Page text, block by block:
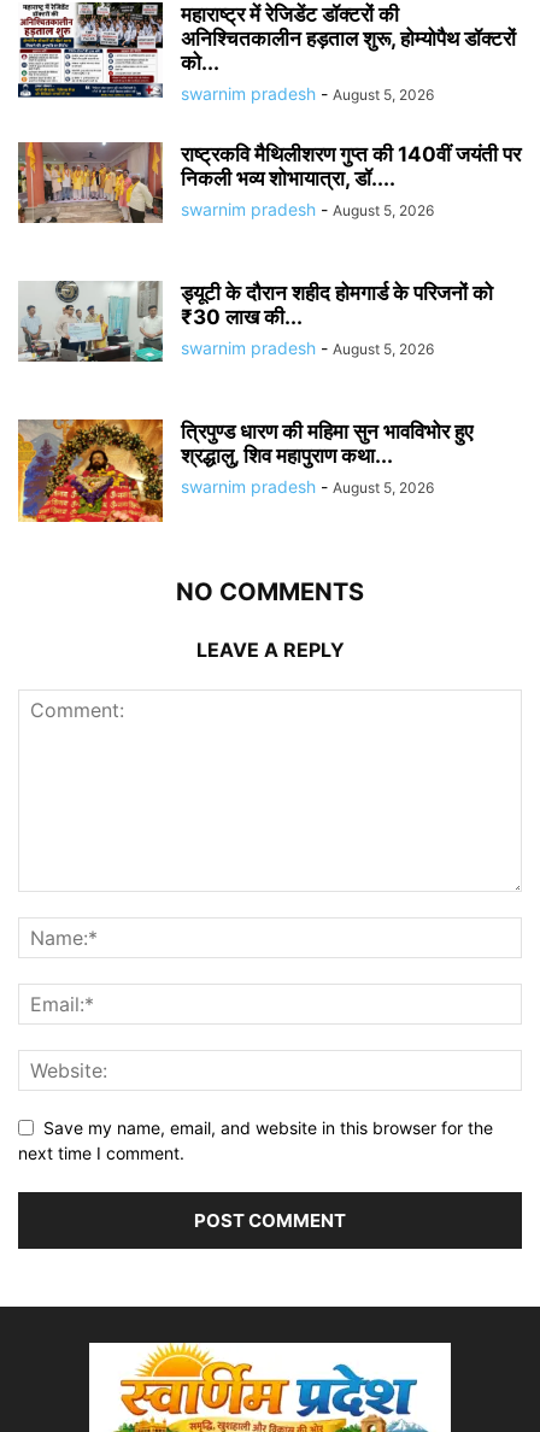
महाराष्ट्र में रेजिडेंट डॉक्टरों की
अनिश्चितकालीन हड़ताल शुरू, होम्योपैथ डॉक्टरों
को...
swarnim pradesh - August 5, 2026
राष्ट्रकवि मैथिलीशरण गुप्त की 140वीं जयंती पर
निकली भव्य शोभायात्रा, डॉ....
swarnim pradesh - August 5, 2026
ड्यूटी के दौरान शहीद होमगार्ड के परिजनों को
₹30 लाख की...
swarnim pradesh - August 5, 2026
त्रिपुण्ड धारण की महिमा सुन भावविभोर हुए
श्रद्धालु, शिव महापुराण कथा...
swarnim pradesh - August 5, 2026
NO COMMENTS
LEAVE A REPLY
Save my name, email, and website in this browser for the
next time I comment.